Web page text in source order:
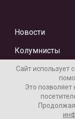
Новости
Колумнисты
Сайт использует
Это позволяет